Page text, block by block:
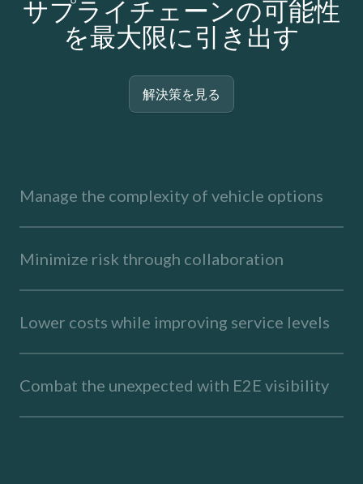
サプライチェーンの可能性
を最大限に引き出す
解決策を見る
Manage the complexity of vehicle options
Minimize risk through collaboration
Lower costs while improving service levels
Combat the unexpected with E2E visibility